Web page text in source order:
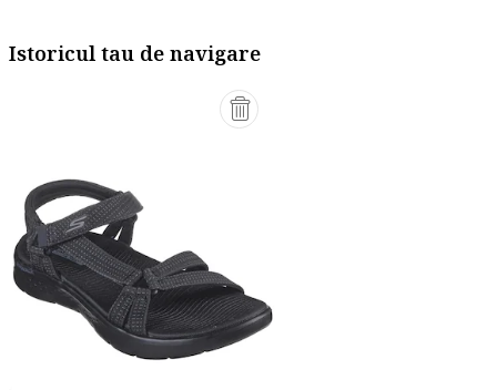
Istoricul tau de navigare